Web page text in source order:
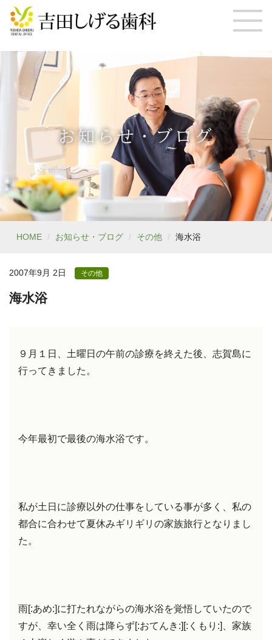
お知らせ・ブログ
HOME お知らせ・ブログ その他 海水浴
2007年9月 2日 その他
海水浴
９月１日、土曜日の午前の診療を終えた後、志賀島に
行ってきました。
今年最初で最後の海水浴です。
私が土日に診療以外の仕事をしている事が多く、私の
都合に合わせて夏休みギリギリの家族旅行となりまし
た。
雨[:あめ:]に打たれながらの海水浴を覚悟していたので
すが、幸い全く雨は降らず[:おてんき:][:くもり:]、家族